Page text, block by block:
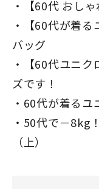
【60代 おし
【60代が着
バッグ
【60代ユニ
ズです！
60代が着るユ
50代で－8kg
（上）